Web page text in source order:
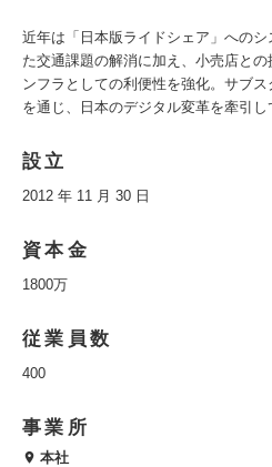
近年は「日本版ライドシェア」への
た交通課題の解消に加え、小売店と
ンフラとしての利便性を強化。サブ
を通じ、日本のデジタル変革を牽引し
設立
2012 年 11 月 30 日
資本金
1800万
従業員数
400
事業所
本社